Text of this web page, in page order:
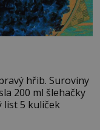
Suroviny
200 ml šlehačky
list 5 kuliček